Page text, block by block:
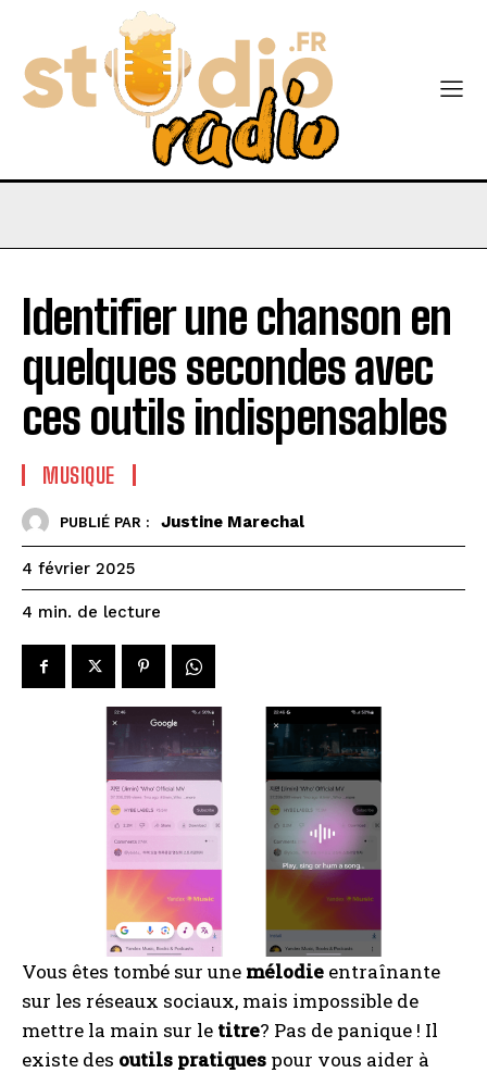
Identifier une chanson en
quelques secondes avec
ces outils indispensables
MUSIQUE
PUBLIÉ PAR : Justine Marechal
4 février 2025
4 min. de lecture
Vous êtes tombé sur une mélodie entraînante
sur les réseaux sociaux, mais impossible de
mettre la main sur le titre? Pas de panique ! Il
existe des outils pratiques pour vous aider à